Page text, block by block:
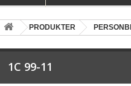
PRODUKTER
1C 99-11